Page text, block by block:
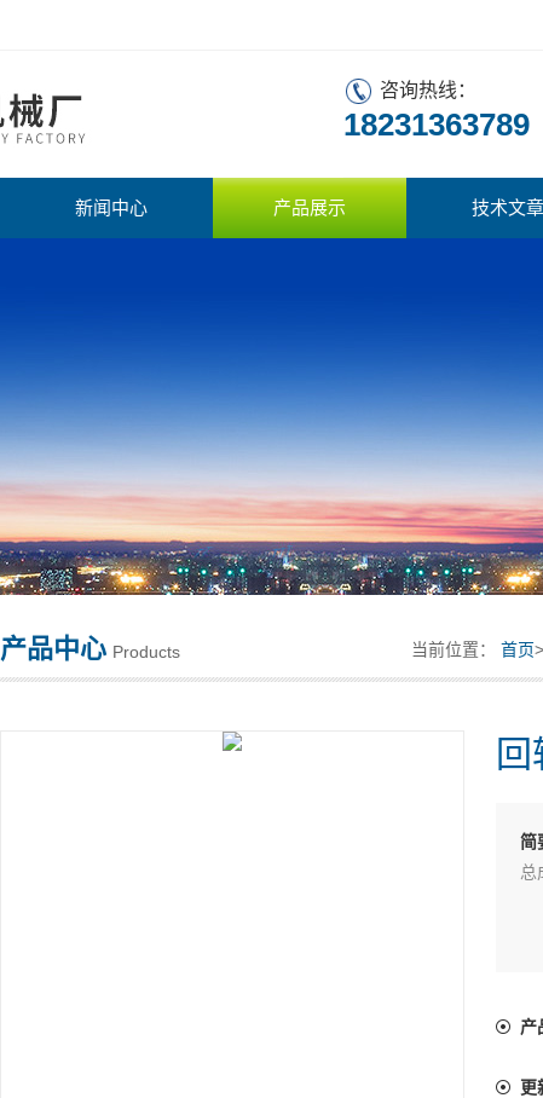
咨询热线：
18231363789
新闻中心 产品展示 技术文章
产品中心 Products 当前位置： 首页>
简
总
产
更